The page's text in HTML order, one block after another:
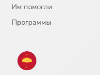
Им помогли
Программы